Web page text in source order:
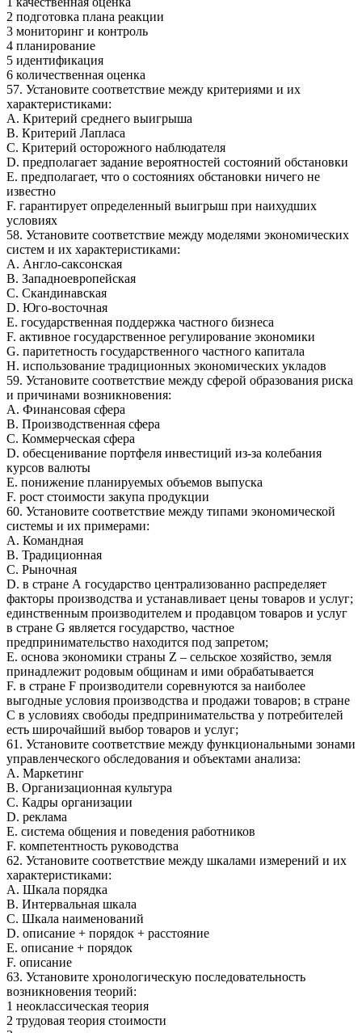
2 подготовка плана реакции
3 мониторинг и контроль
4 планирование
5 идентификация
6 количественная оценка
57. Установите соответствие между критериями и их
характеристиками:
A. Критерий среднего выигрыша
B. Критерий Лапласа
C. Критерий осторожного наблюдателя
D. предполагает задание вероятностей состояний обстановки
E. предполагает, что о состояниях обстановки ничего не
известно
F. гарантирует определенный выигрыш при наихудших
условиях
58. Установите соответствие между моделями экономических
систем и их характеристиками:
A. Англо-саксонская
B. Западноевропейская
C. Скандинавская
D. Юго-восточная
E. государственная поддержка частного бизнеса
F. активное государственное регулирование экономики
G. паритетность государственного частного капитала
H. использование традиционных экономических укладов
59. Установите соответствие между сферой образования риска
и причинами возникновения:
A. Финансовая сфера
B. Производственная сфера
C. Коммерческая сфера
D. обесценивание портфеля инвестиций из-за колебания
курсов валюты
E. понижение планируемых объемов выпуска
F. рост стоимости закупа продукции
60. Установите соответствие между типами экономической
системы и их примерами:
A. Командная
B. Традиционная
C. Рыночная
D. в стране А государство централизованно распределяет
факторы производства и устанавливает цены товаров и услуг;
единственным производителем и продавцом товаров и услуг
в стране G является государство, частное
предпринимательство находится под запретом;
E. основа экономики страны Z – сельское хозяйство, земля
принадлежит родовым общинам и ими обрабатывается
F. в стране F производители соревнуются за наиболее
выгодные условия производства и продажи товаров; в стране
С в условиях свободы предпринимательства у потребителей
есть широчайший выбор товаров и услуг;
61. Установите соответствие между функциональными зонами
управленческого обследования и объектами анализа:
A. Маркетинг
B. Организационная культура
C. Кадры организации
D. реклама
E. система общения и поведения работников
F. компетентность руководства
62. Установите соответствие между шкалами измерений и их
характеристиками:
A. Шкала порядка
B. Интервальная шкала
C. Шкала наименований
D. описание + порядок + расстояние
E. описание + порядок
F. описание
63. Установите хронологическую последовательность
возникновения теорий:
1 неоклассическая теория
2 трудовая теория стоимости